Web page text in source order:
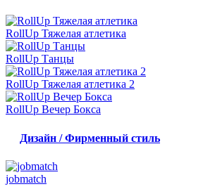
RollUp Тяжелая атлетика
RollUp Танцы
RollUp Тяжелая атлетика 2
RollUp Вечер Бокса
Дизайн / Фирменный стиль
jobmatch